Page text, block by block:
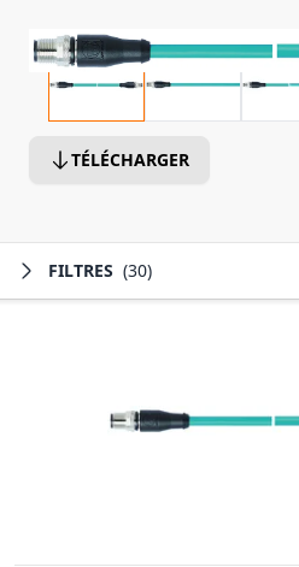
TÉLÉCHARGER
FILTRES (30)